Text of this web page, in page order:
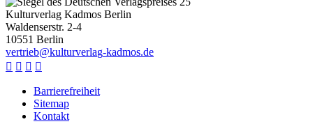
Kulturverlag Kadmos Berlin
Waldenserstr. 2-4
10551 Berlin
vertrieb@kulturverlag-kadmos.de
   
Barrierefreiheit
Sitemap
Kontakt